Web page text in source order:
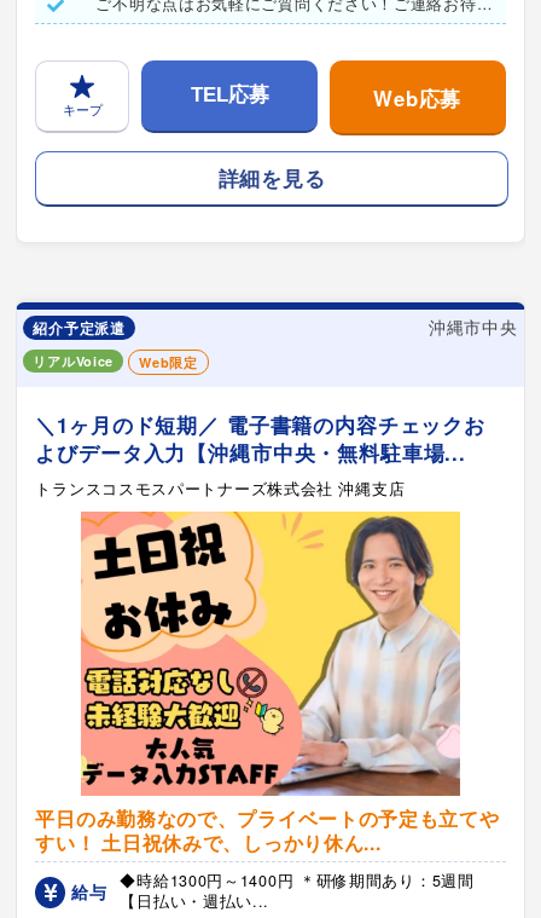
キープ
TEL応募 Web応募
詳細を見る
紹介予定派遣 沖縄市中央
リアルVoice Web限定
＼1ヶ月のド短期／ 電子書籍の内容チェックお
よびデータ入力【沖縄市中央・無料駐車場...
トランスコスモスパートナーズ株式会社 沖縄支店
平日のみ勤務なので、プライベートの予定も立てや
すい！ 土日祝休みで、しっかり休ん...
給与
◆時給1300円～1400円 ＊研修期間あり：5週間
【日払い・週払い...